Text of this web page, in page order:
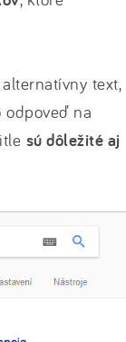
text,
odpoveď na
sú dôležité aj